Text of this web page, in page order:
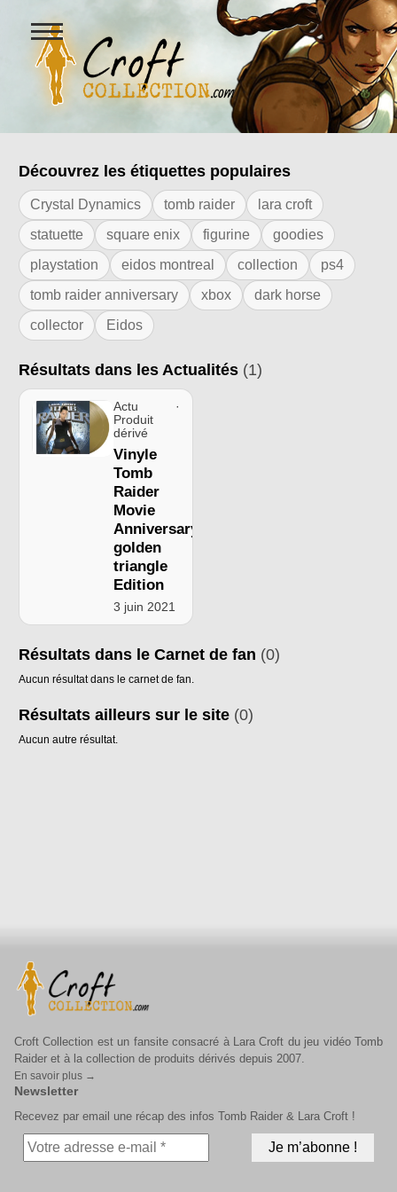
Figurines Lara Croft et
Ouvrir
le
menu
Résultats de l'étiquette "vinyle"
Découvrez les étiquettes populaires
Crystal Dynamics tomb raider
lara croft
statuette
square enix figurine
goodies
playstation
eidos montreal collection
ps4
tomb raider anniversary
xbox
dark horse
collector
Eidos
Résultats dans les Actualités (1)
Actu ·
Produit
dérivé
Vinyle
Tomb
Raider
Movie
Anniversary
golden
triangle
Edition
3 juin 2021
Résultats dans le Carnet de fan (0)
Aucun résultat dans le carnet de fan.
Résultats ailleurs sur le site (0)
Aucun autre résultat.
Croft Collection est un fansite consacré à Lara Croft du jeu vidéo Tomb
Raider et à la collection de produits dérivés depuis 2007.
En savoir plus →
Newsletter
Recevez par email une récap des infos Tomb Raider & Lara Croft !